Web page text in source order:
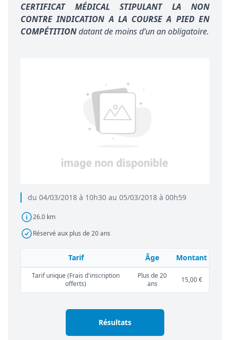
du 04/03/2018 à 10h30 au 05/03/2018 à 00h59
26.0 km
Réservé aux plus de 20 ans
CERTIFICAT MÉDICAL STIPULANT LA NON
CONTRE INDICATION A LA COURSE A PIED EN
COMPÉTITIONdatant de moins d’un an obligatoire.
Tarif Âge Montant
Tarif unique (Frais d'inscription
offerts)
Plus de 20
ans
15,00 €
Résultats